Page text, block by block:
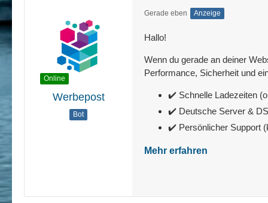
Online
Werbepost
Bot
Gerade eben Anzeige
Hallo!
Wenn du gerade an deiner
Performance, Sicherheit und
✔️ Schnelle Ladezeiten
✔️ Deutsche Server &
✔️ Persönlicher Support
Mehr erfahren